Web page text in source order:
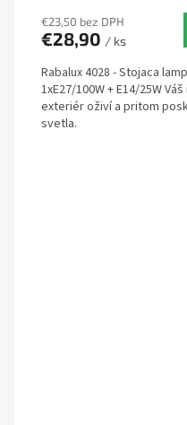
€23,50 bez DPH
€28,90 / ks
Rabalux 4028 - Stojaca
1xE27/100W + E14/25W
exteriér oživí a pritom
svetla.